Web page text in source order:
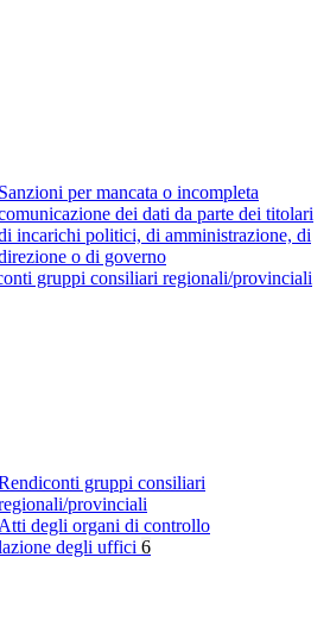
Sanzioni per mancata o incompleta
dei dati da parte dei titolari
incarichi politici, di amministrazione, di
o di governo
gruppi consiliari regionali/provinciali
gruppi consiliari
provinciali
Atti degli organi di controllo
degli uffici 6